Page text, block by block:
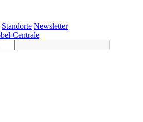
Standorte Newsletter